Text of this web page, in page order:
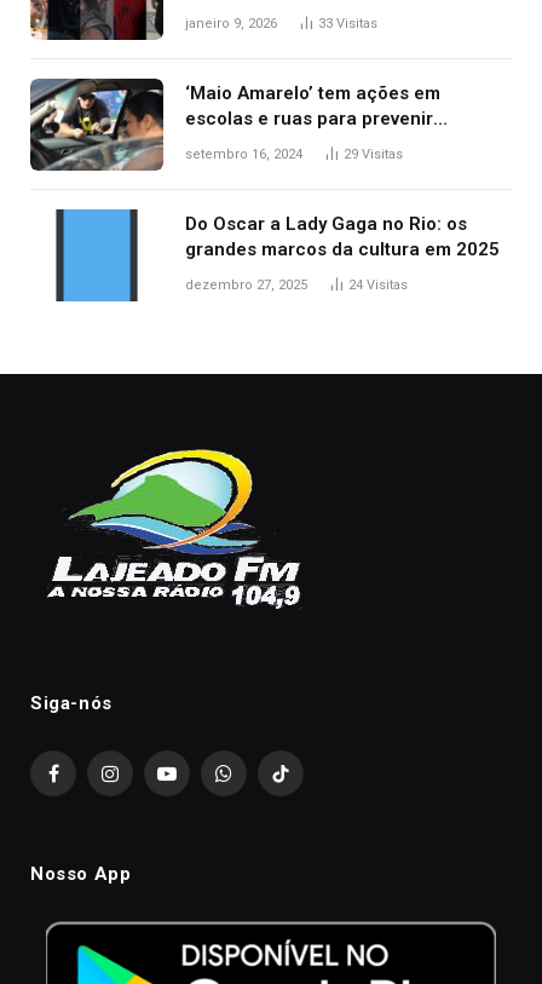
principais lançamentos do cinema
janeiro 9, 2026 33 Visitas
‘Maio Amarelo’ tem ações em
escolas e ruas para prevenir
acidentes no trânsito no AP
setembro 16, 2024 29 Visitas
Do Oscar a Lady Gaga no Rio: os
grandes marcos da cultura em 2025
dezembro 27, 2025 24 Visitas
Siga-nós
FacebookInstagramYouTubeWhatsAppTikTok
Nosso App